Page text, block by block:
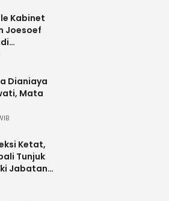
Kabinet
Joesoef
Dianiaya
Mata
Ketat,
Tunjuk
Jabatan